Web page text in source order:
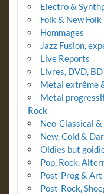
Electro &
Folk & New Folk
Hommages
Jazz Fusion,
Live Reports
Livres, DVD,
Metal extrême
Metal
Rock
Neo-Classical
New, Cold &
Oldies but
Pop, Rock,
Post-Prog &
Post-Rock,